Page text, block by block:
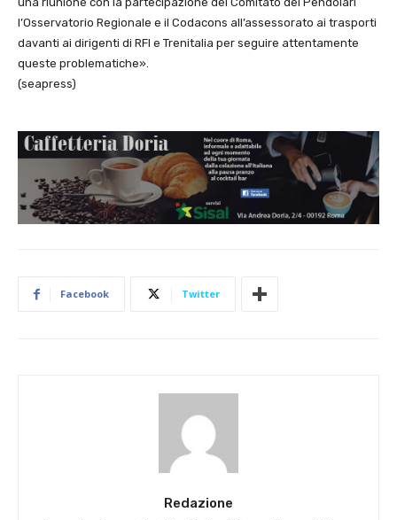
l’Osservatorio Regionale e il Codacons all’assessorato ai trasporti
davanti ai dirigenti di RFI e Trenitalia per seguire attentamente
queste problematiche».
(seapress)
Facebook Twitter
Redazione